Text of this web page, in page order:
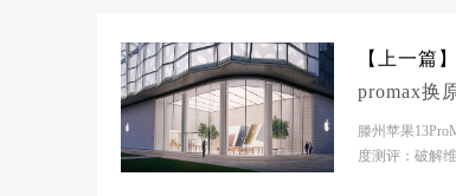
【上一篇】
promax换
网点大概
滕州苹果
度测评：破解